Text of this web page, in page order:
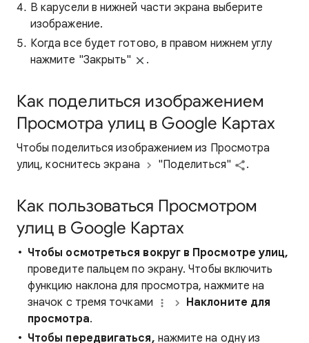
В карусели в нижней части экрана выберите
изображение.
Когда все будет готово, в правом нижнем углу
нажмите "Закрыть"
.
Как поделиться изображением
Просмотра улиц в Google Картах
Чтобы поделиться изображением из Просмотра
улиц, коснитесь экрана
"Поделиться" .
Как пользоваться Просмотром
улиц в Google Картах
Чтобы осмотреться вокруг в Просмотре улиц,
проведите пальцем по экрану. Чтобы включить
функцию наклона для просмотра, нажмите на
значок с тремя точками
Наклоните для
просмотра.
Чтобы передвигаться, нажмите на одну из